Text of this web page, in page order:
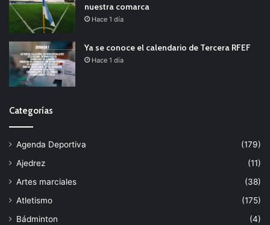
nuestra comarca
Hace 1 día
Ya se conoce el calendario de Tercera RFEF
Hace 1 día
Categorías
Agenda Deportiva
(179)
Ajedrez
(11)
Artes marciales
(38)
Atletismo
(175)
Bádminton
(4)